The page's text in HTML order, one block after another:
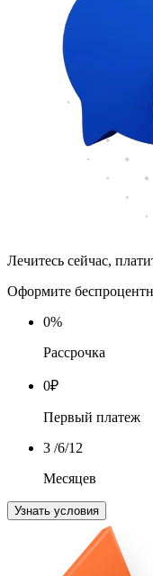
Лечитесь сейчас,
Оформите
0%
Рассрочка
0₽
Первый платеж
3 /6/12
Месяцев
Узнать условия